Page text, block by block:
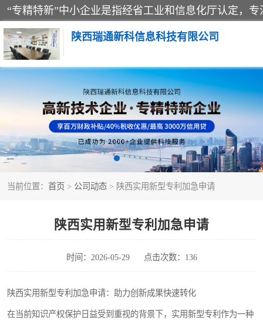
陕西瑞通新科信息科技有限公司
当前位置： 首页 > 公司动态 > 陕西实用新型专利加急申请
陕西实用新型专利加急申请
时间：2026-05-29 点击次数：136
陕西实用新型专利加急申请：助力创新成果快速转化
在当前知识产权保护日益受到重视的背景下，实用新型专利作为一种